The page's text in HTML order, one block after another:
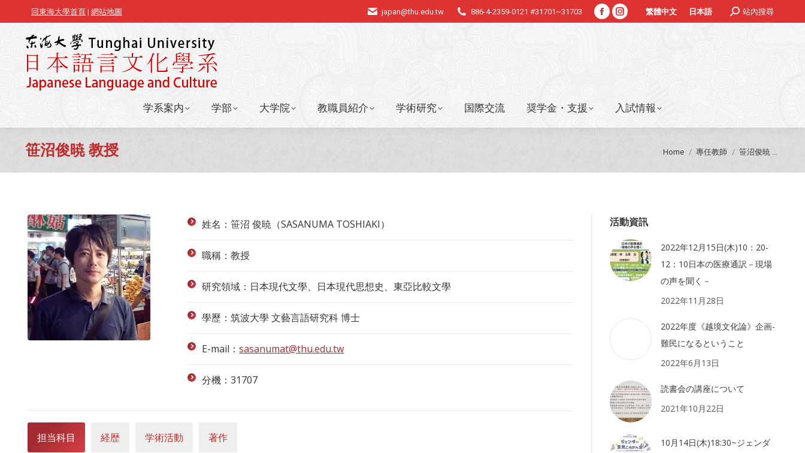
回東海大學首頁 | 網站地圖 japan@thu.edu.tw 886-4-2359-0121 #31701~31703
FacebookInstagram
繁體中文 日本語 Search:站內搜尋
学系案内 学部 大学院 教職員紹介 学術研究 国際交流 奨学金・支援 入試情報
笹沼俊暁 教授 You are here:
Home 專任教師 笹沼俊暁 …
姓名：笹沼 俊暁（SASANUMA TOSHIAKI）
職稱：教授
研究領域：日本現代文學、日本現代思想史、東亞比較文學
學歷：筑波大學 文藝言語研究科 博士
E-mail：sasanumat@thu.edu.tw
分機：31707
担当科目 経歴 学術活動 著作
活動資訊
2022年12月15日(木)10：20-
12：10日本の医療通訳－現場
の声を聞く－
2022年11月28日
2022年度《越境文化論》企画-
難民になるということ
2022年6月13日
読書会の講座について
2021年10月22日
10月14日(木)18:30~ジェンダ
学系案内 学部 大学院 教職員紹介 学術研究 国際交流 奨学金・支援 入試情報